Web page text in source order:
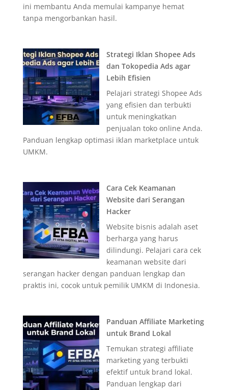
ini membantu Anda memulai kampanye hemat
tanpa mengorbankan hasil.
Strategi Iklan Shopee Ads
dan Tokopedia Ads agar
Lebih Efisien
Pelajari strategi Shopee Ads
yang efisien dan terbukti
untuk meningkatkan
penjualan toko online Anda.
Panduan lengkap optimasi iklan marketplace untuk
UMKM.
Cara Cek Keamanan
Website dari Serangan
Hacker
Website bisnis adalah aset
berharga yang harus
dilindungi. Pelajari cara cek
keamanan website dari
serangan hacker dengan panduan lengkap dan
praktis ini, cocok untuk pemilik UMKM di Indonesia.
Panduan Affiliate Marketing
untuk Brand Lokal
Temukan strategi affiliate
marketing yang terbukti
efektif untuk brand lokal.
Panduan lengkap dari